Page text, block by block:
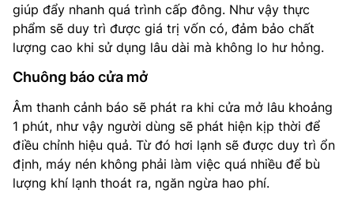
giúp đẩy nhanh quá trình cấp đông. Như vậy thực
phẩm sẽ duy trì được giá trị vốn có, đảm bảo chất
lượng cao khi sử dụng lâu dài mà không lo hư hỏng.
Chuông báo cửa mở
Âm thanh cảnh báo sẽ phát ra khi cửa mở lâu khoảng
1 phút, như vậy người dùng sẽ phát hiện kịp thời để
điều chỉnh hiệu quả. Từ đó hơi lạnh sẽ được duy trì ổn
định, máy nén không phải làm việc quá nhiều để bù
lượng khí lạnh thoát ra, ngăn ngừa hao phí.